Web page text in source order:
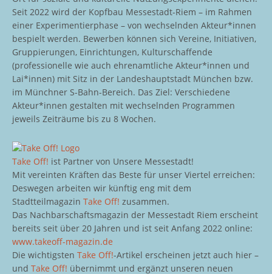
Seit 2022 wird der Kopfbau Messestadt-Riem – im Rahmen
einer Experimentierphase – von wechselnden Akteur*innen
bespielt werden. Bewerben können sich Vereine, Initiativen,
Gruppierungen, Einrichtungen, Kulturschaffende
(professionelle wie auch ehrenamtliche Akteur*innen und
Lai*innen) mit Sitz in der Landeshauptstadt München bzw.
im Münchner S-Bahn-Bereich. Das Ziel: Verschiedene
Akteur*innen gestalten mit wechselnden Programmen
jeweils Zeiträume bis zu 8 Wochen.
Take Off! ist Partner von Unsere Messestadt!
Mit vereinten Kräften das Beste für unser Viertel erreichen:
Deswegen arbeiten wir künftig eng mit dem
Stadtteilmagazin Take Off! zusammen.
Das Nachbarschaftsmagazin der Messestadt Riem erscheint
bereits seit über 20 Jahren und ist seit Anfang 2022 online:
www.takeoff-magazin.de
Die wichtigsten Take Off!-Artikel erscheinen jetzt auch hier –
und Take Off! übernimmt und ergänzt unseren neuen